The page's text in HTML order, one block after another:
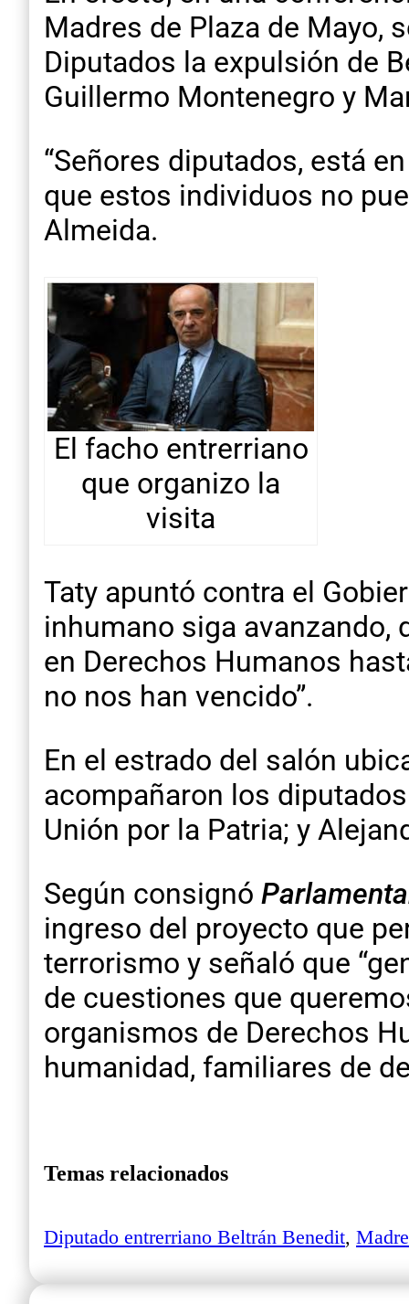
Madres de Plaza de Mayo,
Diputados la expulsión de
Guillermo Montenegro y
“Señores diputados, está
que estos individuos no
Almeida.
El facho entrerriano
que organizo la
visita
Taty apuntó contra el
inhumano siga avanzando,
en Derechos Humanos
no nos han vencido”.
En el estrado del salón
acompañaron los
Unión por la Patria; y
Según consignó
ingreso del proyecto que
terrorismo y señaló que
de cuestiones que
organismos de Derechos
humanidad, familiares de
Temas relacionados
Diputado entrerriano Beltrán Benedit,